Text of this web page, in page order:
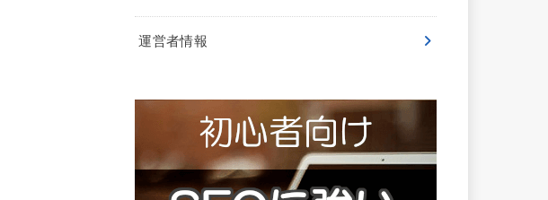
運営者情報